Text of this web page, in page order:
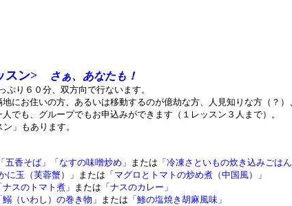
スン> さぁ、あなたも！
り６０分、双方向で行ないます。
にお住いの方、あるいは移動するのが億劫な方、人見知りな方（？）
でも、グループでもお申込みができます（１レッスン３人まで）。
」もあります。
「五香そば」 「なすの味噌炒め」 または 「冷凍さといもの炊き込みごはん
かに玉（芙蓉蟹）」 または 「マグロとトマトの炒め煮（中国風）」
ナスのトマト煮」 または 「ナスのカレー」
鰯（いわし）の巻き物」 または 「鯵の塩焼き胡麻風味」